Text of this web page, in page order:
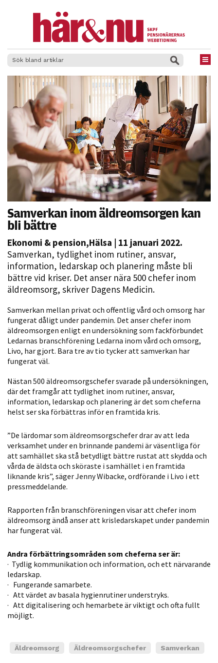
Samverkan inom äldreomsorgen kan
bli bättre
Ekonomi & pension,Hälsa | 11 januari 2022.
Samverkan, tydlighet inom rutiner, ansvar,
information, ledarskap och planering måste bli
bättre vid kriser. Det anser nära 500 chefer inom
äldreomsorg, skriver Dagens Medicin.
Samverkan mellan privat och offentlig vård och omsorg har
fungerat dåligt under pandemin. Det anser chefer inom
äldreomsorgen enligt en undersökning som fackförbundet
Ledarnas branschförening Ledarna inom vård och omsorg,
Livo, har gjort. Bara tre av tio tycker att samverkan har
fungerat väl.
Nästan 500 äldreomsorgschefer svarade på undersökningen,
där det framgår att tydlighet inom rutiner, ansvar,
information, ledarskap och planering är det som cheferna
helst ser ska förbättras inför en framtida kris.
”De lärdomar som äldreomsorgschefer drar av att leda
verksamhet under en brinnande pandemi är väsentliga för
att samhället ska stå betydligt bättre rustat att skydda och
vårda de äldsta och sköraste i samhället i en framtida
liknande kris”, säger Jenny Wibacke, ordförande i Livo i ett
pressmeddelande.
Rapporten från branschföreningen visar att chefer inom
äldreomsorg ändå anser att krisledarskapet under pandemin
har fungerat väl.
Andra förbättringsområden som cheferna ser är:
· Tydlig kommunikation och information, och ett närvarande
ledarskap.
· Fungerande samarbete.
· Att värdet av basala hygienrutiner understryks.
· Att digitalisering och hemarbete är viktigt och ofta fullt
möjligt.
Äldreomsorg Äldreomsorgschefer Samverkan
Nödvändiga
Dessa kakor
går inte att
välja bort. De
att hemsidan
över huvud
taget ska
fungera.
Statistik
För att vi ska
kunna
förbättra
funktionalitet
och
hur hemsidan
används.
Upplevelse
För att vår
bra som